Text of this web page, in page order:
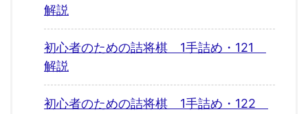
解説
初心者のための詰将棋 1手詰め・121
解説
初心者のための詰将棋 1手詰め・122